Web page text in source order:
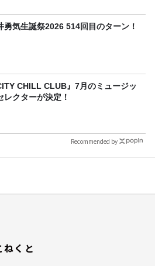
勇気生誕祭2026 514回目のターン！
CHILL CLUB』7月のミュージッ
レクターが決定！
Recommended by
ねくと